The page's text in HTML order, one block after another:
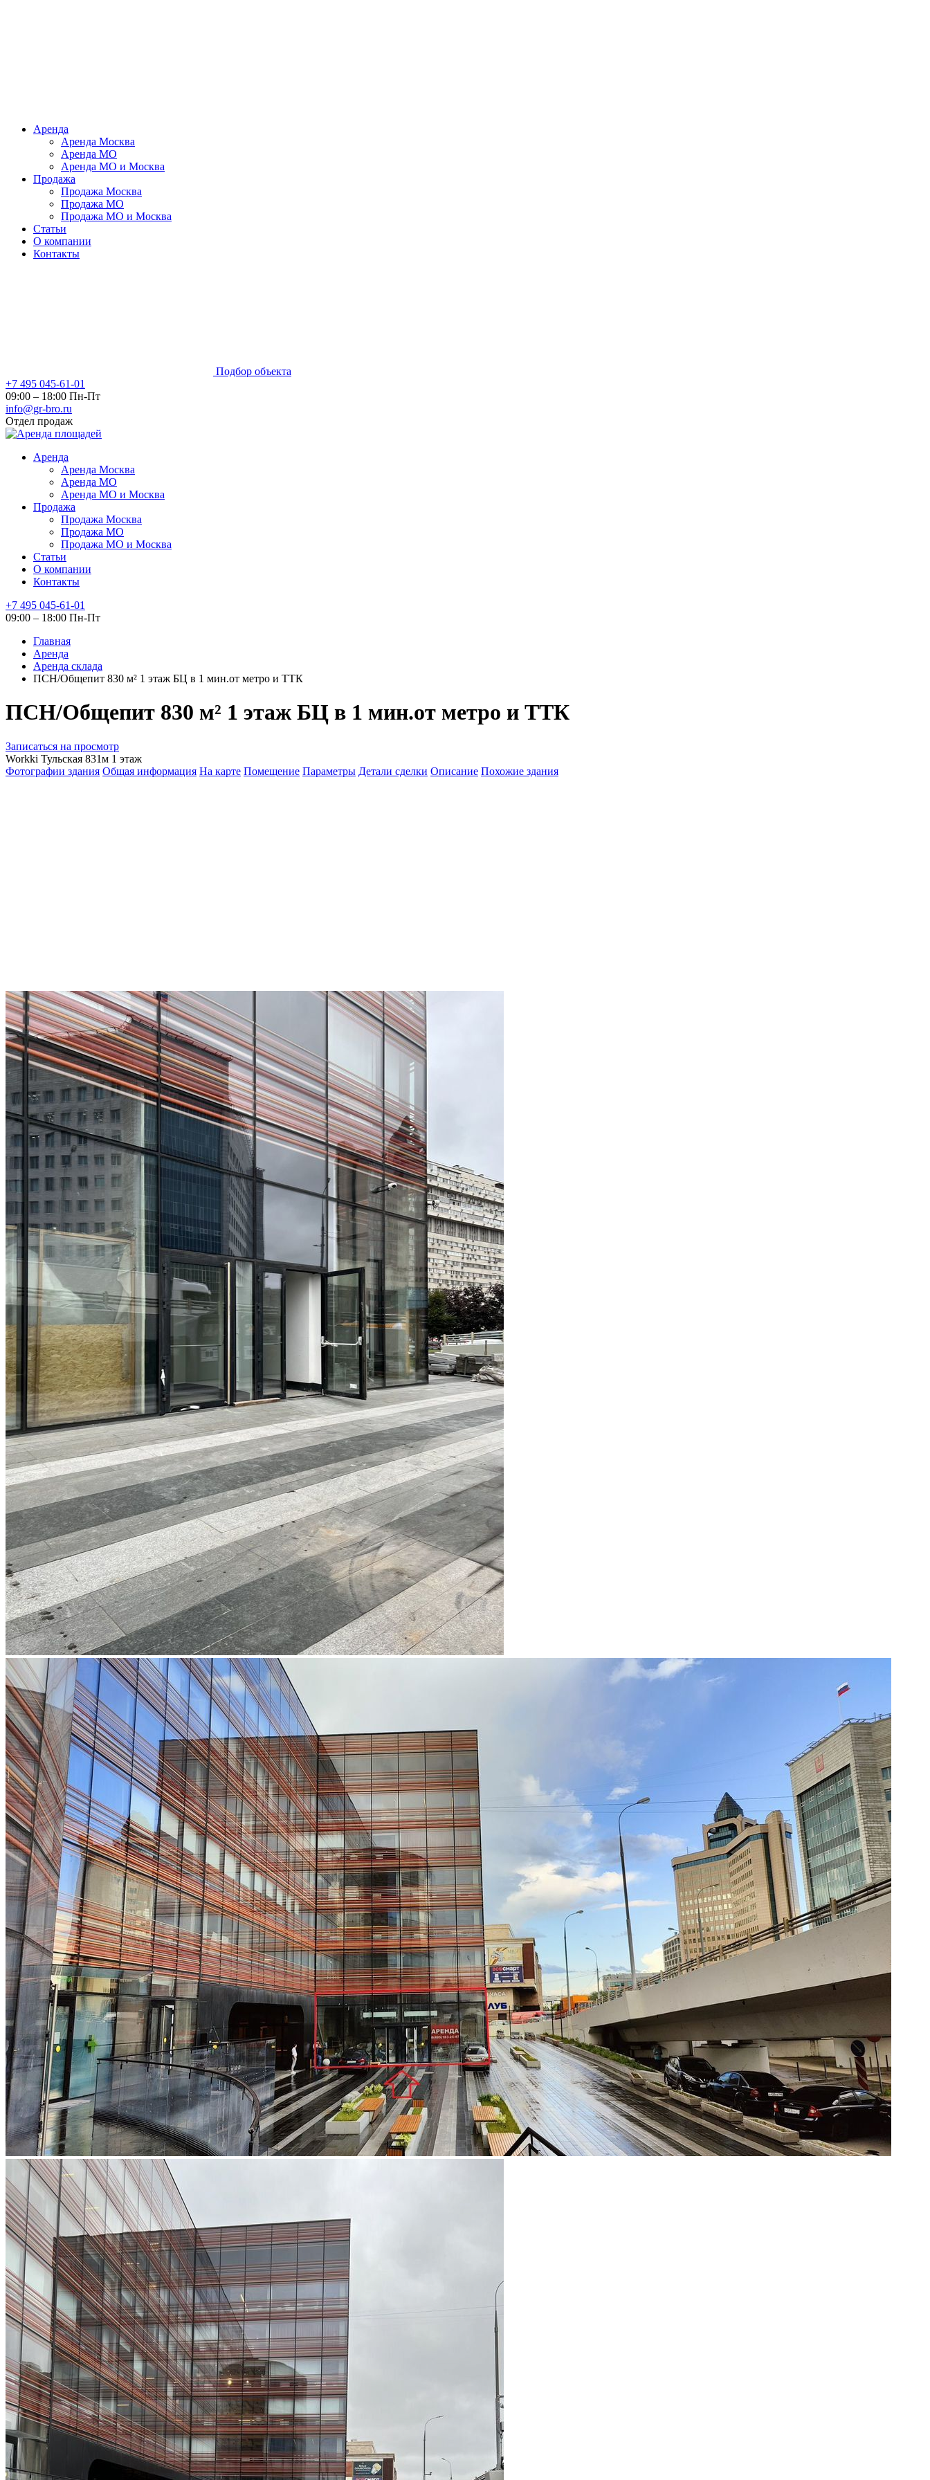
Аренда
Аренда Москва
Аренда МО
Аренда МО и Москва
Продажа
Продажа Москва
Продажа МО
Продажа МО и Москва
Статьи
О компании
Контакты
Подбор объекта
+7 495 045-61-01
09:00 – 18:00 Пн-Пт
info@gr-bro.ru
Отдел продаж
Аренда
Аренда Москва
Аренда МО
Аренда МО и Москва
Продажа
Продажа Москва
Продажа МО
Продажа МО и Москва
Статьи
О компании
Контакты
+7 495 045-61-01
09:00 – 18:00 Пн-Пт
Главная
Аренда
Аренда склада
ПСН/Общепит 830 м² 1 этаж БЦ в 1 мин.от метро и ТТК
ПСН/Общепит 830 м² 1 этаж БЦ в 1 мин.от метро и ТТК
Записаться на просмотр
Workki Тульская 831м 1 этаж
Фотографии здания Общая информация На карте Помещение Параметры Детали сделки Описание Похожие здания